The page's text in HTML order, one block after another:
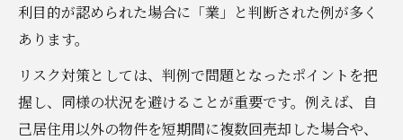
利目的が認められた場合に「業」と判断された例が多く
あります。
リスク対策としては、判例で問題となったポイントを把
握し、同様の状況を避けることが重要です。例えば、自
己居住用以外の物件を短期間に複数回売却した場合や、